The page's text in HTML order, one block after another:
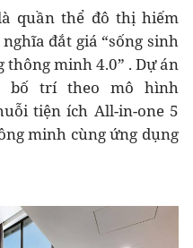
quần thể đô thị hiếm
đắt giá “sống sinh
minh 4.0” . Dự án
bố trí theo mô hình
tiện ích All-in-one 5
minh cùng ứng dụng